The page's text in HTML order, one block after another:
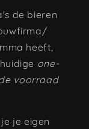
de bieren
heeft,
one-
voorraad
je eigen